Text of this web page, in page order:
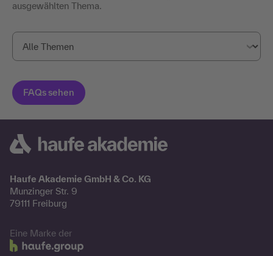
ausgewählten Thema.
Haufe Akademie GmbH & Co. KG
Munzinger Str. 9
79111 Freiburg
Eine Marke der